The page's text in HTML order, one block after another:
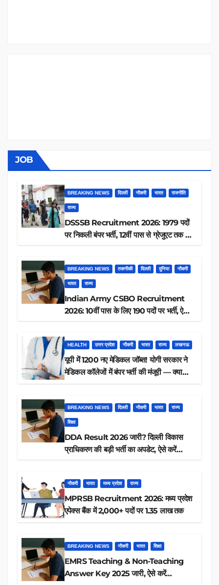
JOB
BREAKING NEWS दिल्ली नौकरी भारत राजनीति
राज्य
DSSSB Recruitment 2026: 1979 पदों
पर निकली बंपर भर्ती, 12वीं पास से ग्रेजुएट तक करें
BREAKING NEWS तकनीकी दिल्ली दुनिया नौकरी
भारत राज्य
Indian Army CSBO Recruitment
2026: 10वीं पास के लिए 190 पदों पर भर्ती, ऐसे
HEALTH उत्तर प्रदेश नौकरी भारत राज्य लखनऊ
यूपी में 1200 नए मेडिकल जॉब्स! योगी सरकार ने
मेडिकल कॉलेजों में बंपर भर्ती की मंजूरी — क्या
BREAKING NEWS दिल्ली नौकरी भारत राज्य
शिक्षा
DDA Result 2026 जारी? दिल्ली विकास
प्राधिकरण की बड़ी भर्ती का अपडेट, ऐसे करें
नौकरी भारत मध्य प्रदेश राज्य
MPRSB Recruitment 2026: मध्य प्रदेश
एपेक्स बैंक में 2,000+ पदों पर 1.35 लाख तक
BREAKING NEWS नौकरी भारत शिक्षा
EMRS Teaching & Non-Teaching
Answer Key 2025 जारी, ऐसे करें